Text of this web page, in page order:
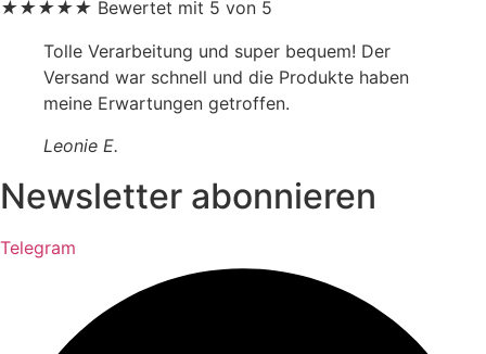
★★★★★ Bewertet mit 5 von 5
Tolle Verarbeitung und super bequem! Der
Versand war schnell und die Produkte haben
meine Erwartungen getroffen.
Leonie E.
Newsletter abonnieren
Telegram